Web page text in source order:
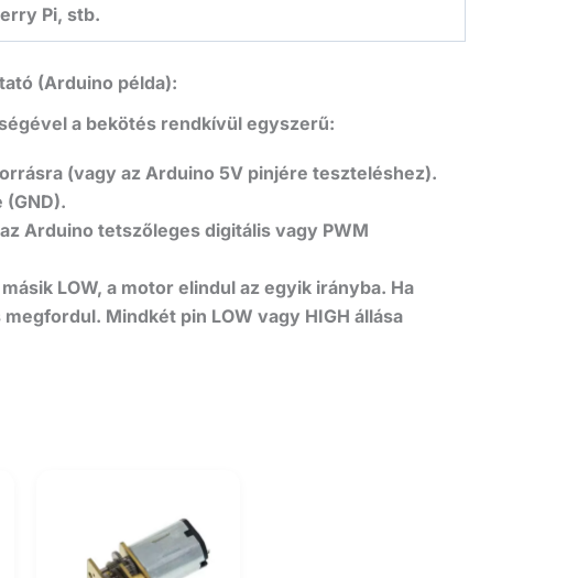
Pi, stb.
(Arduino példa):
a bekötés rendkívül egyszerű:
(vagy az Arduino 5V pinjére teszteléshez).
Arduino tetszőleges digitális vagy PWM
LOW, a motor elindul az egyik irányba. Ha
Mindkét pin LOW vagy HIGH állása